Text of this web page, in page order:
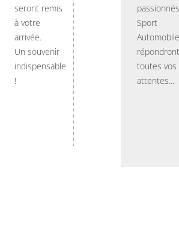
seront remis
à votre
arrivée.
Un souvenir
indispensable
!
Sport
Automobile
toutes vos
attentes...